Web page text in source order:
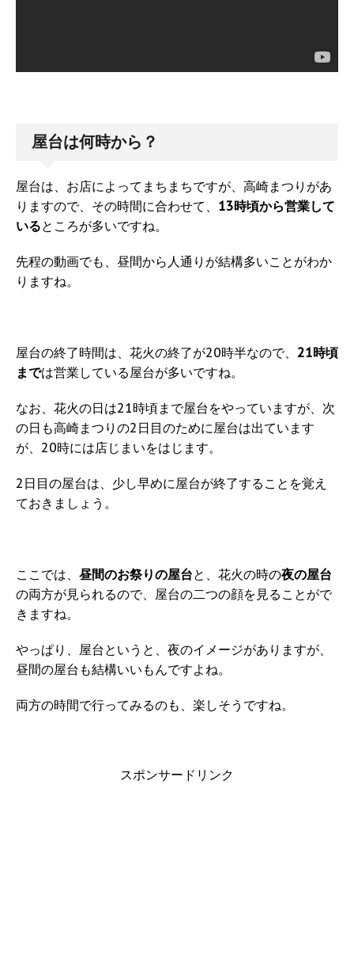
屋台は何時から？
屋台は、お店によってまちまちですが、高崎まつりがあ
りますので、その時間に合わせて、 13時頃から営業して
いるところが多いですね。
先程の動画でも、昼間から人通りが結構多いことがわか
りますね。
屋台の終了時間は、花火の終了が20時半なので、 21時頃
までは営業している屋台が多いですね。
なお、花火の日は21時頃まで屋台をやっていますが、次
の日も高崎まつりの2日目のために屋台は出ています
が、20時には店じまいをはじます。
2日目の屋台は、少し早めに屋台が終了することを覚え
ておきましょう。
ここでは、 昼間のお祭りの屋台と、花火の時の夜の屋台
の両方が見られるので、屋台の二つの顔を見ることがで
きますね。
やっぱり、屋台というと、夜のイメージがありますが、
昼間の屋台も結構いいもんですよね。
両方の時間で行ってみるのも、楽しそうですね。
スポンサードリンク